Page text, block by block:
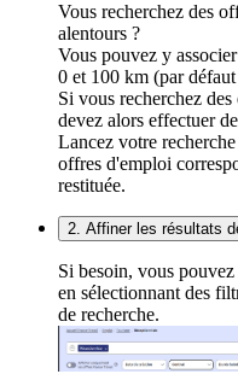
Vous recherchez des
alentours ?
Vous pouvez y
0 et 100 km (par
Si vous recherchez
devez alors effectuer
Lancez votre
offres d'emploi
restituée.
2. Affiner les résultats
Si besoin, vous
en sélectionnant des
de recherche.